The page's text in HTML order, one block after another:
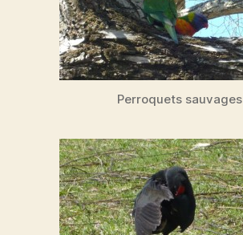
Perroquets sauvages